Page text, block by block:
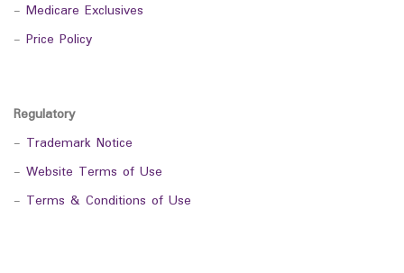
- Medicare Exclusives
- Price Policy
Regulatory
- Trademark Notice
- Website Terms of Use
- Terms & Conditions of Use